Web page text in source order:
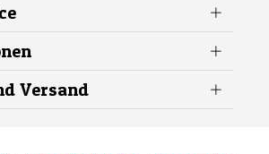
Versand